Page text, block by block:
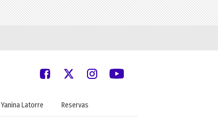
Yanina Latorre Reservas